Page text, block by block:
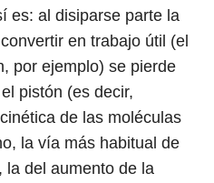
es: al disiparse parte la
en trabajo útil (el
por ejemplo) se pierde
pistón (es decir,
de las moléculas
la vía más habitual de
la del aumento de la